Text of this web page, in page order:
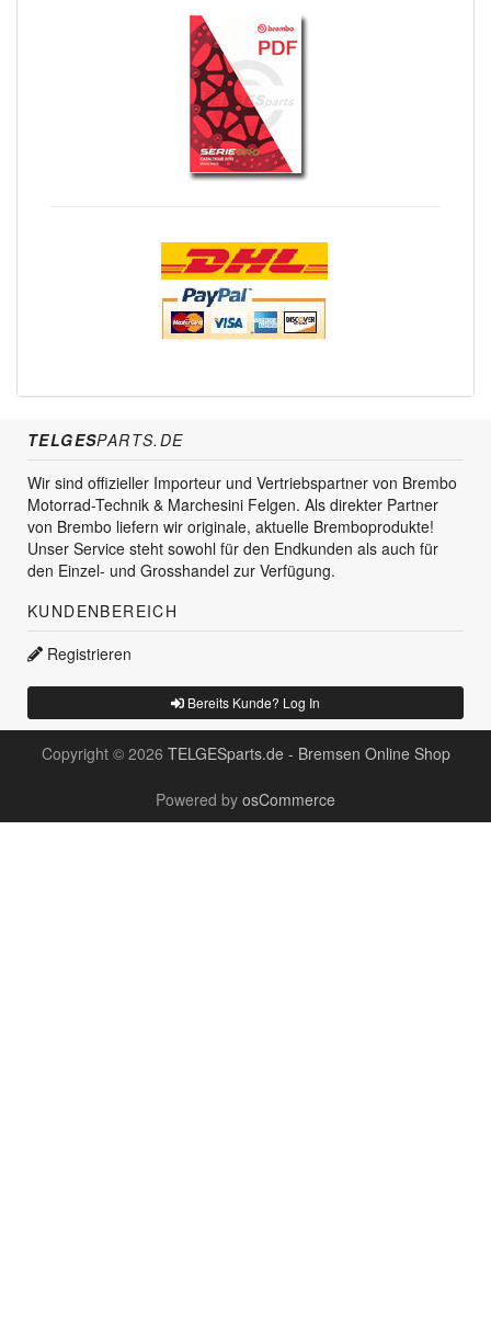
TELGESPARTS.DE
Wir sind offizieller Importeur und Vertriebspartner von Brembo
Motorrad-Technik & Marchesini Felgen. Als direkter Partner
von Brembo liefern wir originale, aktuelle Bremboprodukte!
Unser Service steht sowohl für den Endkunden als auch für
den Einzel- und Grosshandel zur Verfügung.
KUNDENBEREICH
Registrieren
Bereits Kunde? Log In
Copyright © 2026 TELGESparts.de - Bremsen Online Shop
Powered by osCommerce